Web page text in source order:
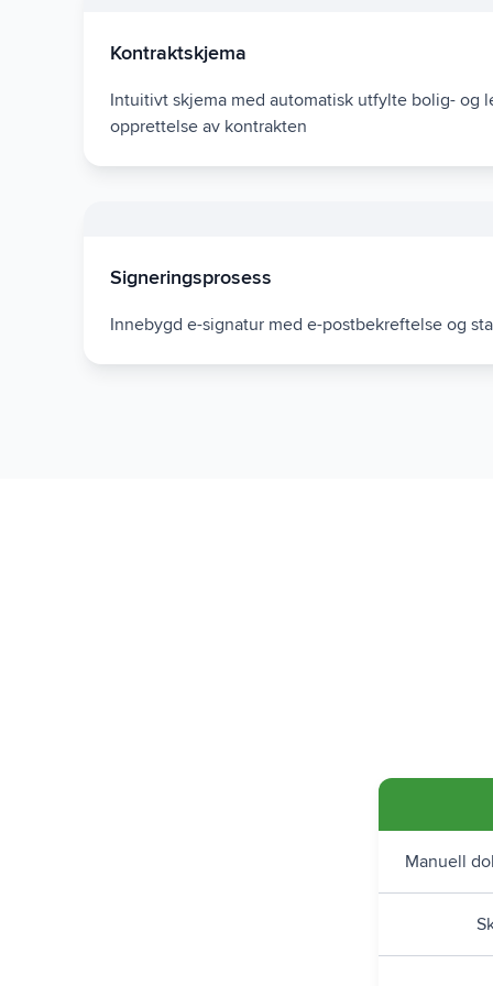
Kontraktskjema
Intuitivt skjema med automatisk utfylte bolig- og
opprettelse av kontrakten
Signeringsprosess
Innebygd e-signatur med e-postbekreftelse og
Manuell